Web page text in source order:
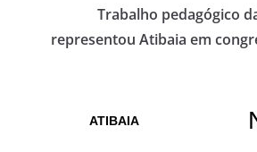
Trabalho pedagógico
representou Atibaia em